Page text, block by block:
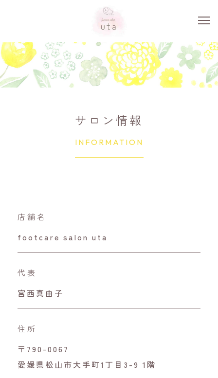
サロン情報
INFORMATION
店舗名
footcare salon uta
代表
宮西真由子
住所
〒790-0067
愛媛県松山市大手町1丁目3-9 1階